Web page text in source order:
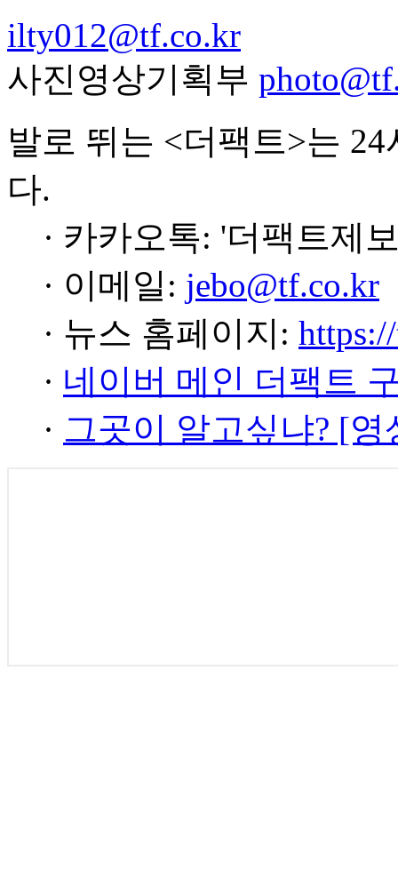
ilty012@tf.co.kr
사진영상기획부
발로 뛰는 <더팩트>는
다.
· 카카오톡: '더팩트제
· 이메일: jebo@tf.co.kr
· 뉴스 홈페이지:
· 네이버 메인 더팩트
· 그곳이 알고싶냐? [